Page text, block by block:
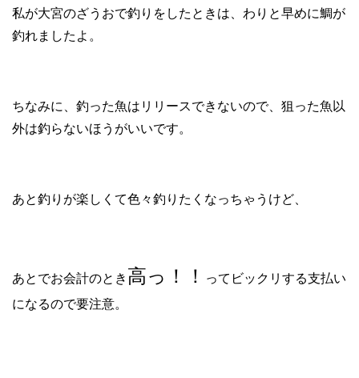
私が大宮のざうおで釣りをしたときは、わりと早めに鯛が
釣れましたよ。
ちなみに、釣った魚はリリースできないので、狙った魚以
外は釣らないほうがいいです。
あと釣りが楽しくて色々釣りたくなっちゃうけど、
あとでお会計のとき 高っ！！
ってビックリする支払い
になるので要注意。